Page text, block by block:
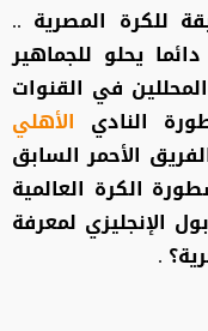
للكرة المصرية ..
يحلو للجماهير
في القنوات
النادي الأهلي
الأحمر السابق
الكرة العالمية
الإنجليزي لمعرفة
.